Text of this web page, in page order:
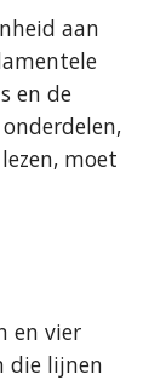
aan
en de
moet
en vier
die lijnen